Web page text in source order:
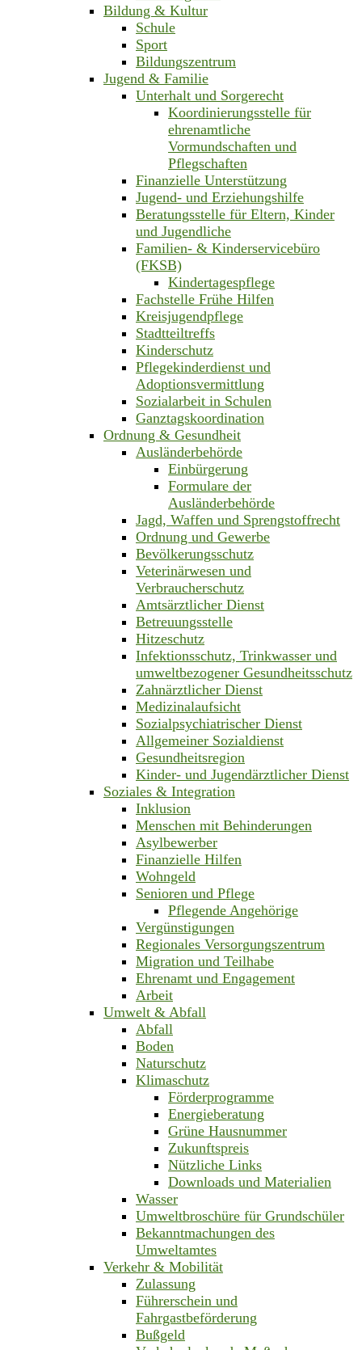
Bildung & Kultur
Schule
Sport
Bildungszentrum
Jugend & Familie
Unterhalt und Sorgerecht
Koordinierungsstelle für
ehrenamtliche
Vormundschaften und
Pflegschaften
Finanzielle Unterstützung
Jugend- und Erziehungshilfe
Beratungsstelle für Eltern, Kinder
und Jugendliche
Familien- & Kinderservicebüro
(FKSB)
Kindertagespflege
Fachstelle Frühe Hilfen
Kreisjugendpflege
Stadtteiltreffs
Kinderschutz
Pflegekinderdienst und
Adoptionsvermittlung
Sozialarbeit in Schulen
Ganztagskoordination
Ordnung & Gesundheit
Ausländerbehörde
Einbürgerung
Formulare der
Ausländerbehörde
Jagd, Waffen und Sprengstoffrecht
Ordnung und Gewerbe
Bevölkerungsschutz
Veterinärwesen und
Verbraucherschutz
Amtsärztlicher Dienst
Betreuungsstelle
Hitzeschutz
Infektionsschutz, Trinkwasser und
umweltbezogener Gesundheitsschutz
Zahnärztlicher Dienst
Medizinalaufsicht
Sozialpsychiatrischer Dienst
Allgemeiner Sozialdienst
Gesundheitsregion
Kinder- und Jugendärztlicher Dienst
Soziales & Integration
Inklusion
Menschen mit Behinderungen
Asylbewerber
Finanzielle Hilfen
Wohngeld
Senioren und Pflege
Pflegende Angehörige
Vergünstigungen
Regionales Versorgungszentrum
Migration und Teilhabe
Ehrenamt und Engagement
Arbeit
Umwelt & Abfall
Abfall
Boden
Naturschutz
Klimaschutz
Förderprogramme
Energieberatung
Grüne Hausnummer
Zukunftspreis
Nützliche Links
Downloads und Materialien
Wasser
Umweltbroschüre für Grundschüler
Bekanntmachungen des
Umweltamtes
Verkehr & Mobilität
Zulassung
Führerschein und
Fahrgastbeförderung
Bußgeld